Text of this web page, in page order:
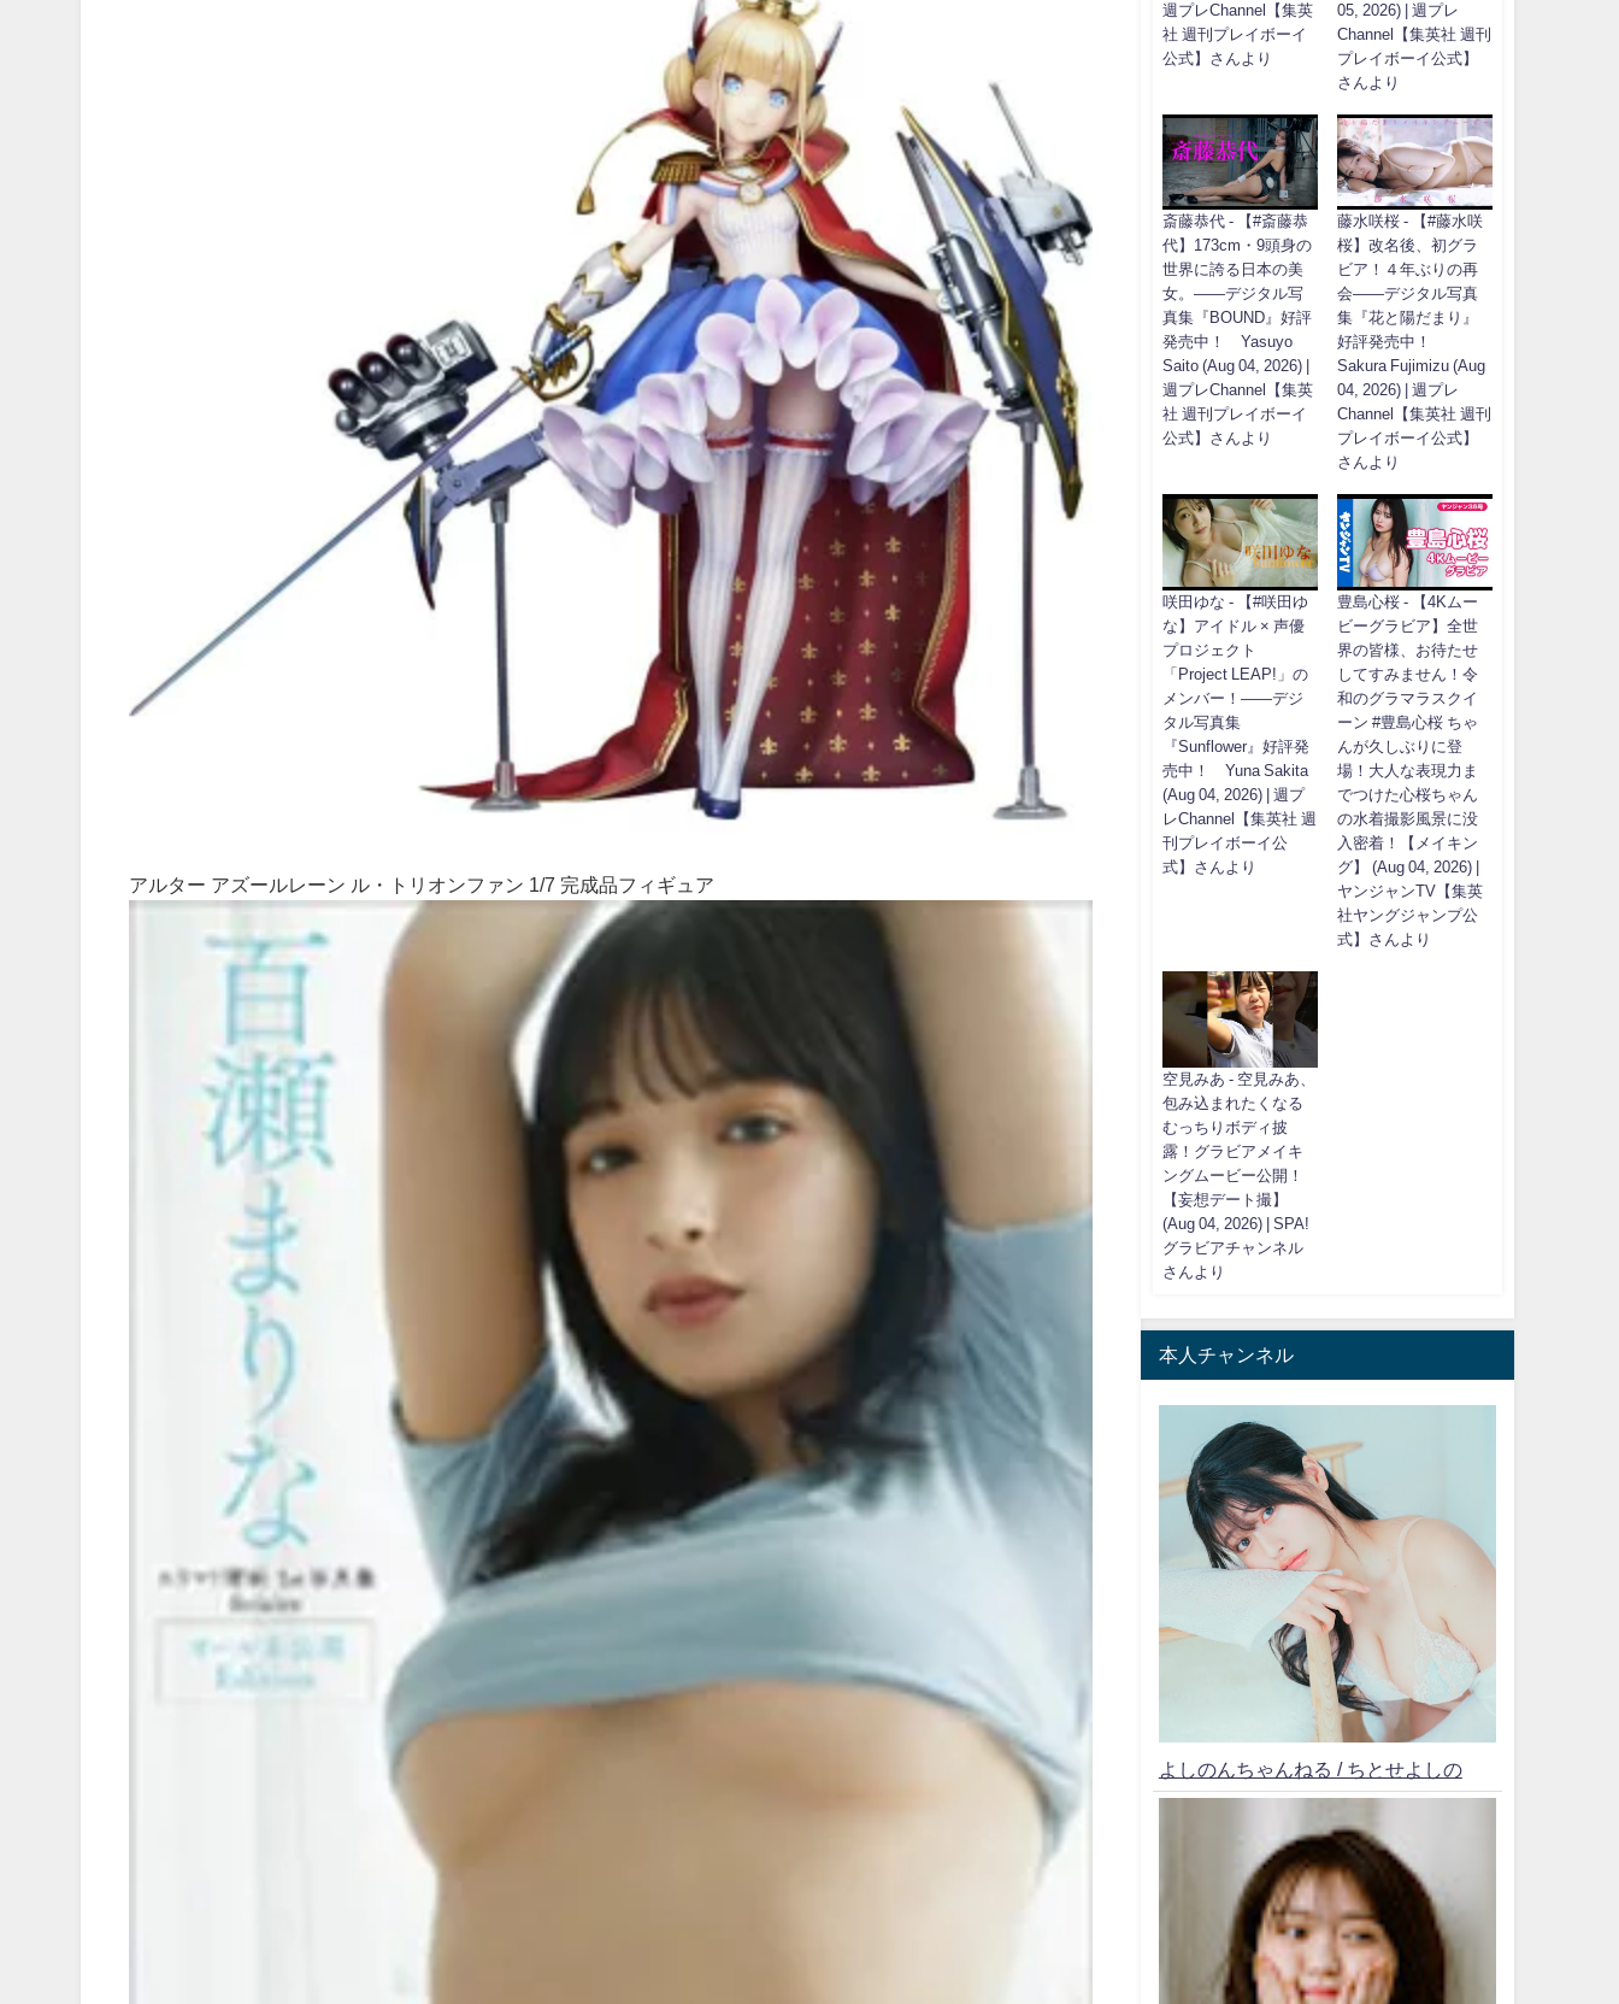
アルター アズールレーン ル・トリオンファン 1/7 完成品フィギュア
週プレChannel【集英
社 週刊プレイボーイ
公式】さんより
05, 2026) | 週プレ
Channel【集英社 週刊
プレイボーイ公式】
さんより
斎藤恭代 - 【#斎藤恭
代】173cm・9頭身の
世界に誇る日本の美
女。――デジタル写
真集『BOUND』好評
発売中！ Yasuyo
Saito (Aug 04, 2026) |
週プレChannel【集英
社 週刊プレイボーイ
公式】さんより
藤水咲桜 - 【#藤水咲
桜】改名後、初グラ
ビア！４年ぶりの再
会――デジタル写真
集『花と陽だまり』
好評発売中！
Sakura Fujimizu (Aug
04, 2026) | 週プレ
Channel【集英社 週刊
プレイボーイ公式】
さんより
咲田ゆな - 【#咲田ゆ
な】アイドル × 声優
プロジェクト
「Project LEAP!」の
メンバー！――デジ
タル写真集
『Sunflower』好評発
売中！ Yuna Sakita
(Aug 04, 2026) | 週プ
レChannel【集英社 週
刊プレイボーイ公
式】さんより
豊島心桜 - 【4Kムー
ビーグラビア】全世
界の皆様、お待たせ
してすみません！令
和のグラマラスクイ
ーン #豊島心桜 ちゃ
んが久しぶりに登
場！大人な表現力ま
でつけた心桜ちゃん
の水着撮影風景に没
入密着！【メイキン
グ】 (Aug 04, 2026) |
ヤンジャンTV【集英
社ヤングジャンプ公
式】さんより
空見みあ - 空見みあ、
包み込まれたくなる
むっちりボディ披
露！グラビアメイキ
ングムービー公開！
【妄想デート撮】
(Aug 04, 2026) | SPA!
グラビアチャンネル
さんより
本人チャンネル
よしのんちゃんねる / ちとせよしの